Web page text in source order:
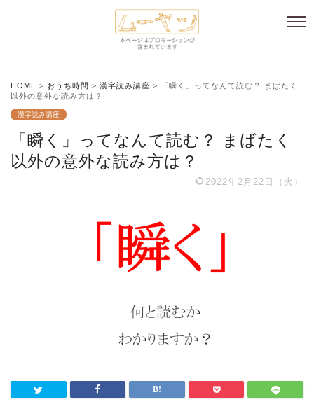
HOME > おうち時間 > 漢字読み講座 >
「瞬く」ってなんて読む？ まばたく
以外の意外な読み方は？
漢字読み講座
「瞬く」ってなんて読む？ まばたく
以外の意外な読み方は？
2022年2月22日（火）